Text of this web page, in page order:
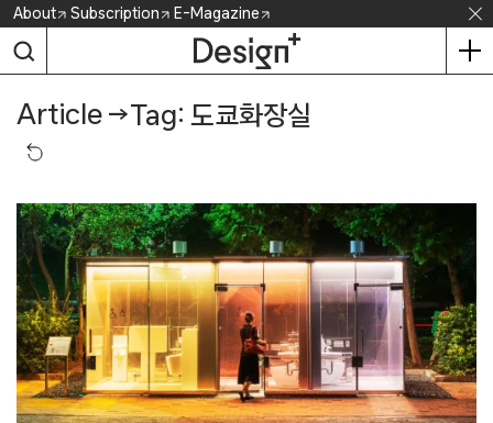
Skip
content
About Subscription E-Magazine
Article →Tag: 도쿄화장실